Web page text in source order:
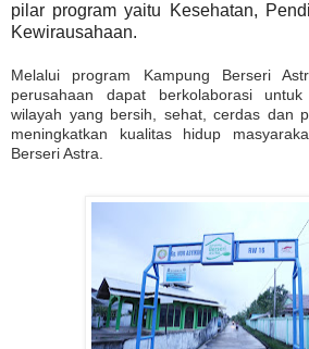
pilar program yaitu Kesehatan,
Kewirausahaan.
Melalui program Kampung Berseri
perusahaan dapat berkolaborasi
wilayah yang bersih, sehat, cerdas dan
meningkatkan kualitas hidup
Berseri Astra.